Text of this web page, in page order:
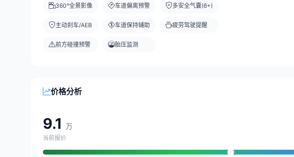
360°全景影像
主动刹车/AEB
前方碰撞预警
车道偏离预警
车道保持辅助
胎压监测
多安全气囊(6+)
疲劳驾驶提醒
价格分析
9.1 万
当前报价